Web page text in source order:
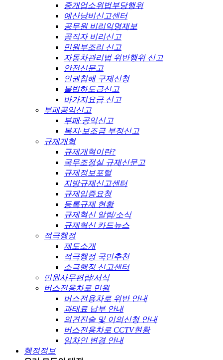
중개업소위법부당행위
예산낭비신고센터
공무원 비리익명제보
공직자 비리신고
민원부조리 신고
자동차관리법 위반행위 신고
안전신문고
인권침해 구제신청
불법하도급신고
바가지요금 신고
부패공익신고
부패·공익신고
복지·보조금 부정신고
규제개혁
규제개혁이란?
국무조정실 규제신문고
규제정보포털
지방규제신고센터
규제입증요청
등록규제 현황
규제혁신 알림/소식
규제혁신 카드뉴스
적극행정
제도소개
적극행정 국민추천
소극행정 신고센터
민원사무편람/서식
버스전용차로 민원
버스전용차로 위반 안내
과태료 납부 안내
의견진술 및 이의신청 안내
버스전용차로 CCTV현황
임차인 변경 안내
행정정보